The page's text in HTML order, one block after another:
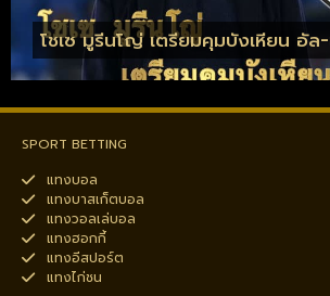
โชเซ มูรีนโญ่ เตรียมคุมบังเหียน อัล
SPORT BETTING
แทงบอล
แทงบาสเก็ตบอล
แทงวอลเล่บอล
แทงฮอกกี้
แทงอีสปอร์ต
แทงไก่ชน